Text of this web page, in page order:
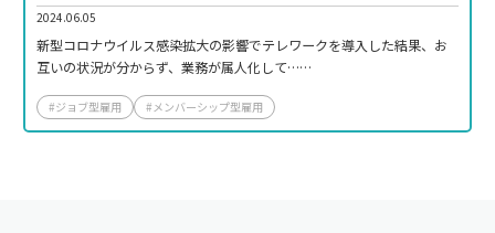
2024.06.05
新型コロナウイルス感染拡大の影響でテレワークを導入した結果、お
互いの状況が分からず、業務が属人化して……
#ジョブ型雇用 #メンバーシップ型雇用